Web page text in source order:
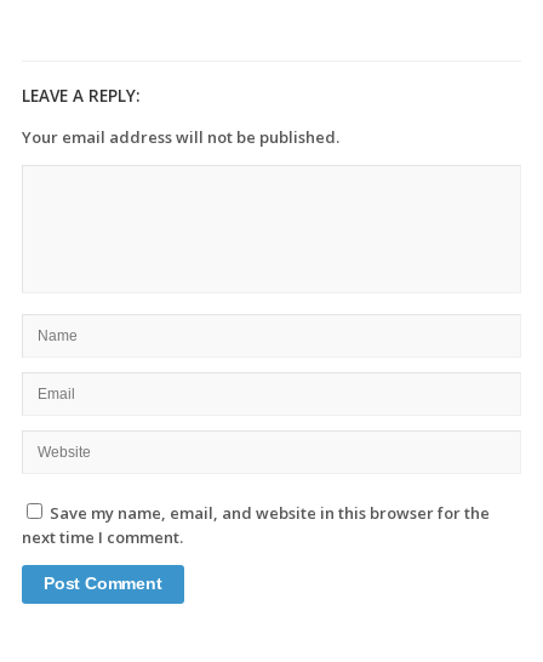
LEAVE A REPLY:
Your email address will not be published.
Save my name, email, and website in this browser for the
next time I comment.